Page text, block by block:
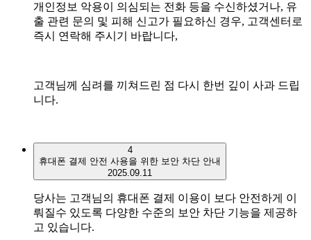
개인정보 악용이 의심되는 전화 등을 수신하셨거나, 유
출 관련 문의 및 피해 신고가 필요하신 경우, 고객센터로
즉시 연락해 주시기 바랍니다,
고객님께 심려를 끼쳐드린 점 다시 한번 깊이 사과 드립
니다.
4
휴대폰 결제 안전 사용을 위한 보안 차단 안내
2025.09.11
당사는 고객님의 휴대폰 결제 이용이 보다 안전하게 이
뤄질수 있도록 다양한 수준의 보안 차단 기능을 제공하
고 있습니다.